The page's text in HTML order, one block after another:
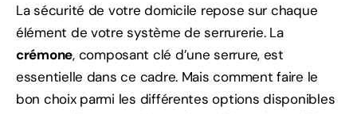
La sécurité de votre domicile repose sur chaque
élément de votre système de serrurerie. La
crémone, composant clé d’une serrure, est
essentielle dans ce cadre. Mais comment faire le
bon choix parmi les différentes options disponibles